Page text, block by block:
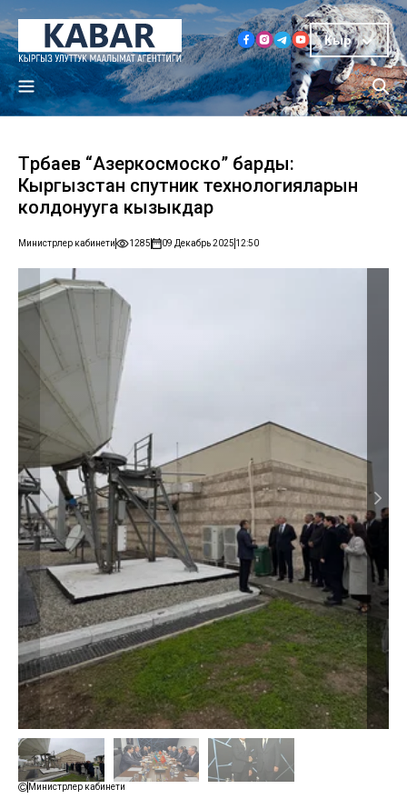
Кыр
Төрөбаев “Азеркосмоско” барды:
Кыргызстан спутник технологияларын
колдонууга кызыкдар
Министрлер кабинети 1285 09 Декабрь 2025 12:50
Министрлер кабинети